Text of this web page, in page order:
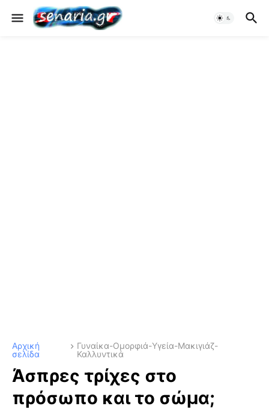
Αρχική
σελίδα
Γυναίκα-Ομορφιά-Υγεία-Μακιγιάζ-
Καλλυντικά
Άσπρες τρίχες στο
πρόσωπο και το σώμα;